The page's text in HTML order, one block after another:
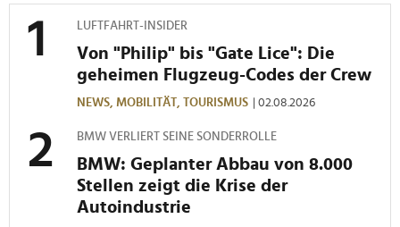
LUFTFAHRT-INSIDER
Von "Philip" bis "Gate Lice": Die
geheimen Flugzeug-Codes der Crew
NEWS, MOBILITÄT, TOURISMUS | 02.08.2026
BMW VERLIERT SEINE SONDERROLLE
BMW: Geplanter Abbau von 8.000
Stellen zeigt die Krise der
Autoindustrie